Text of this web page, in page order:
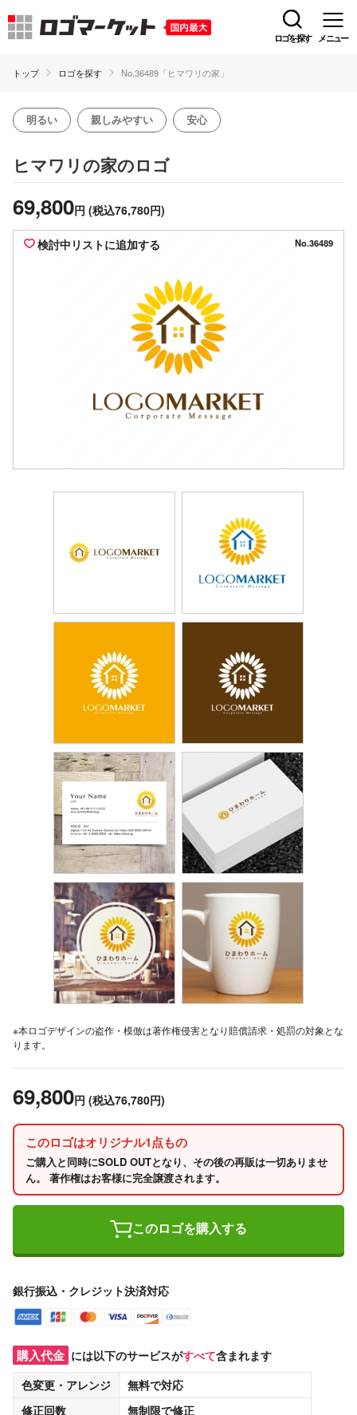
ロゴを探す メニュー
トップ ロゴを探す No.36489「ヒマワリの家」
明るい 親しみやすい 安心
ヒマワリの家のロゴ
69,800円 (税込76,780円)
検討中リストに追加する No.36489
※本ロゴデザインの盗作・模倣は著作権侵害となり賠償請求・処罰の対象とな
ります。
69,800円 (税込76,780円)
このロゴはオリジナル1点もの
ご購入と同時にSOLD OUTとなり、その後の再販は一切ありませ
ん。 著作権はお客様に完全譲渡されます。
このロゴを購入する
銀行振込・クレジット決済対応
購入代金 には以下のサービスがすべて含まれます
色変更・アレンジ
無料で対応
修正回数
無制限で修正